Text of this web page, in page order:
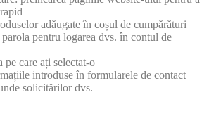
adăugate în coșul de cumpărături
pentru logarea dvs. în contul de
care ați selectat-o
introduse în formularele de contact
solicitărilor dvs.